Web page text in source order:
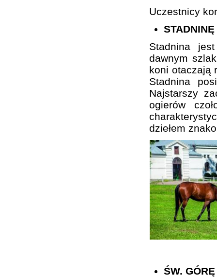
Uczestnicy
Stadnina
dawnym
koni otaczają
Stadnina
Najstarszy
ogierów
dziełem
ŚW.